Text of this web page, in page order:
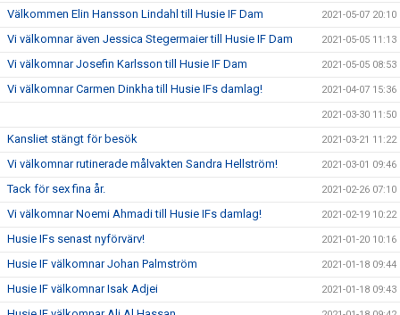
Välkommen Elin Hansson Lindahl till Husie IF Dam 2021-05-07 20:10
Vi välkomnar även Jessica Stegermaier till Husie IF Dam 2021-05-05 11:13
Vi välkomnar Josefin Karlsson till Husie IF Dam 2021-05-05 08:53
Vi välkomnar Carmen Dinkha till Husie IFs damlag! 2021-04-07 15:36
2021-03-30 11:50
Kansliet stängt för besök 2021-03-21 11:22
Vi välkomnar rutinerade målvakten Sandra Hellström! 2021-03-01 09:46
Tack för sex fina år. 2021-02-26 07:10
Vi välkomnar Noemi Ahmadi till Husie IFs damlag! 2021-02-19 10:22
Husie IFs senast nyförvärv! 2021-01-20 10:16
Husie IF välkomnar Johan Palmström 2021-01-18 09:44
Husie IF välkomnar Isak Adjei 2021-01-18 09:43